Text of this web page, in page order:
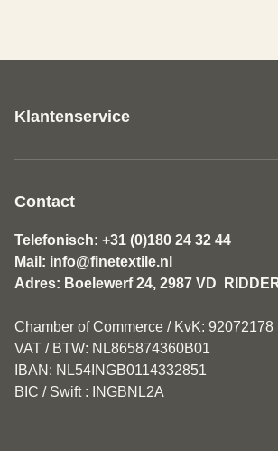
Klantenservice
Over ons
Algemene Voorwaarden Fine Textile
Disclaimer
Privacy Policy
Klantenservice
Contact
Telefonisch: +31 (0)180 24 32 44
Mail: info@finetextile.nl
Adres: Boelewerf 24, 2987 VD
Chamber of Commerce / KvK: 92072178
VAT / BTW: NL865874360B01
IBAN: NL54INGB0114332851
BIC / Swift : INGBNL2A